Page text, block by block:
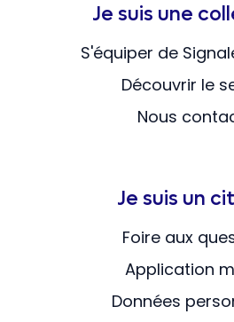
Je suis une
S'équiper de
Découvrir le
Nous
Je suis un
Foire aux
Application
Données